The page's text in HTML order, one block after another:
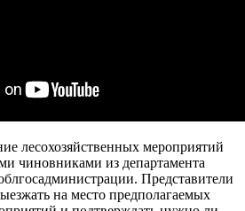
лесохозяйственных мероприятий
чиновниками из департамента
Представители
на место предполагаемых